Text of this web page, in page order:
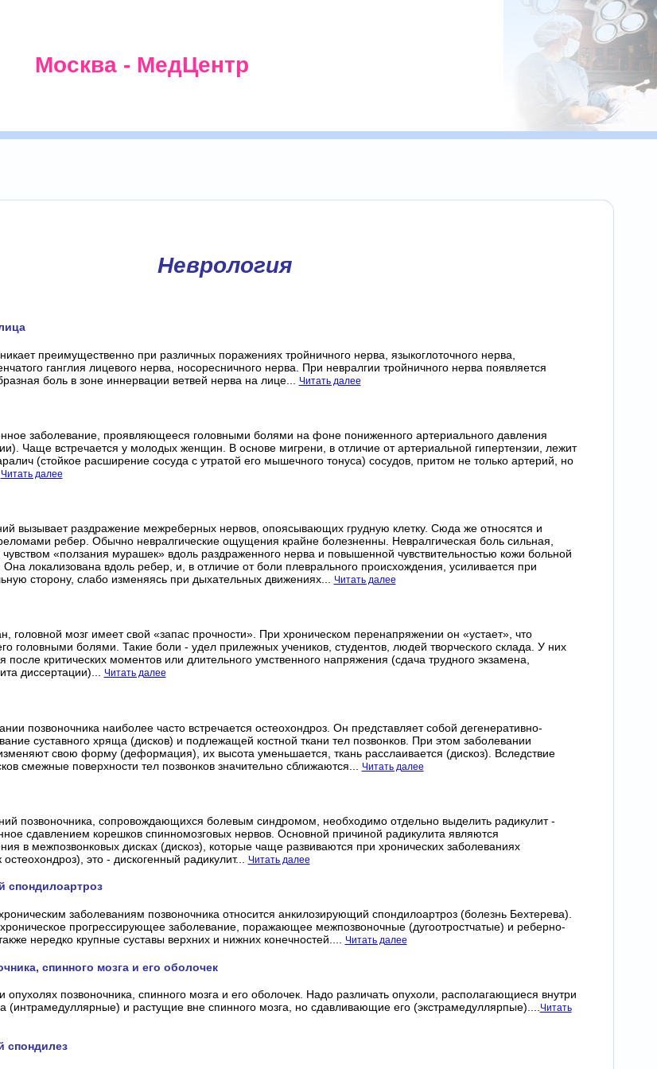
Москва - МедЦентр
Неврология
преимущественно при различных поражениях тройничного нерва, языкоглоточного нерва,
ганглия лицевого нерва, носоресничного нерва. При невралгии тройничного нерва появляется
боль в зоне иннервации ветвей нерва на лице...
Читать далее
заболевание, проявляющееся головными болями на фоне пониженного артериального давления
Чаще встречается у молодых женщин. В основе мигрени, в отличие от артериальной гипертензии, лежит
(стойкое расширение сосуда с утратой его мышечного тонуса) сосудов, притом не только артерий, но
Читать далее
вызывает раздражение межреберных нервов, опоясывающих грудную клетку. Сюда же относятся и
ребер. Обычно невралгические ощущения крайне болезненны. Невралгическая боль сильная,
«ползания мурашек» вдоль раздраженного нерва и повышенной чувствительностью кожи больной
Она локализована вдоль ребер, и, в отличие от боли плеврального происхождения, усиливается при
сторону, слабо изменяясь при дыхательных движениях...
Читать далее
головной мозг имеет свой «запас прочности». При хроническом перенапряжении он «устает», что
головными болями. Такие боли - удел прилежных учеников, студентов, людей творческого склада. У них
критических моментов или длительного умственного напряжения (сдача трудного экзамена,
диссертации)... Читать далее
позвоночника наиболее часто встречается остеохондроз. Он представляет собой дегенеративно-
суставного хряща (дисков) и подлежащей костной ткани тел позвонков. При этом заболевании
свою форму (деформация), их высота уменьшается, ткань расслаивается (дискоз). Вследствие
смежные поверхности тел позвонков значительно сближаются...
Читать далее
позвоночника, сопровождающихся болевым синдромом, необходимо отдельно выделить радикулит -
сдавлением корешков спинномозговых нервов. Основной причиной радикулита являются
в межпозвонковых дисках (дискоз), которые чаще развиваются при хронических заболеваниях
остеохондроз), это - дискогенный радикулит...
Читать далее
спондилоартроз
заболеваниям позвоночника относится анкилозирующий спондилоартроз (болезнь Бехтерева).
прогрессирующее заболевание, поражающее межпозвоночные (дугоотростчатые) и реберно-
нередко крупные суставы верхних и нижних конечностей....
Читать далее
спинного мозга и его оболочек
позвоночника, спинного мозга и его оболочек. Надо различать опухоли, располагающиеся внутри
(интрамедуллярные) и растущие вне спинного мозга, но сдавливающие его (экстрамедуллярпые)....Читать